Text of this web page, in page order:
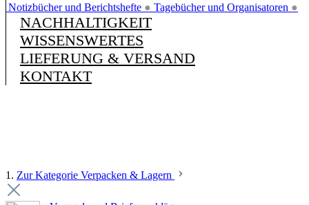
Notizbücher und Berichtshefte ● Tagebücher und Organisatoren ●
NACHHALTIGKEIT
WISSENSWERTES
LIEFERUNG & VERSAND
KONTAKT
1. Zur Kategorie Verpacken & Lagern